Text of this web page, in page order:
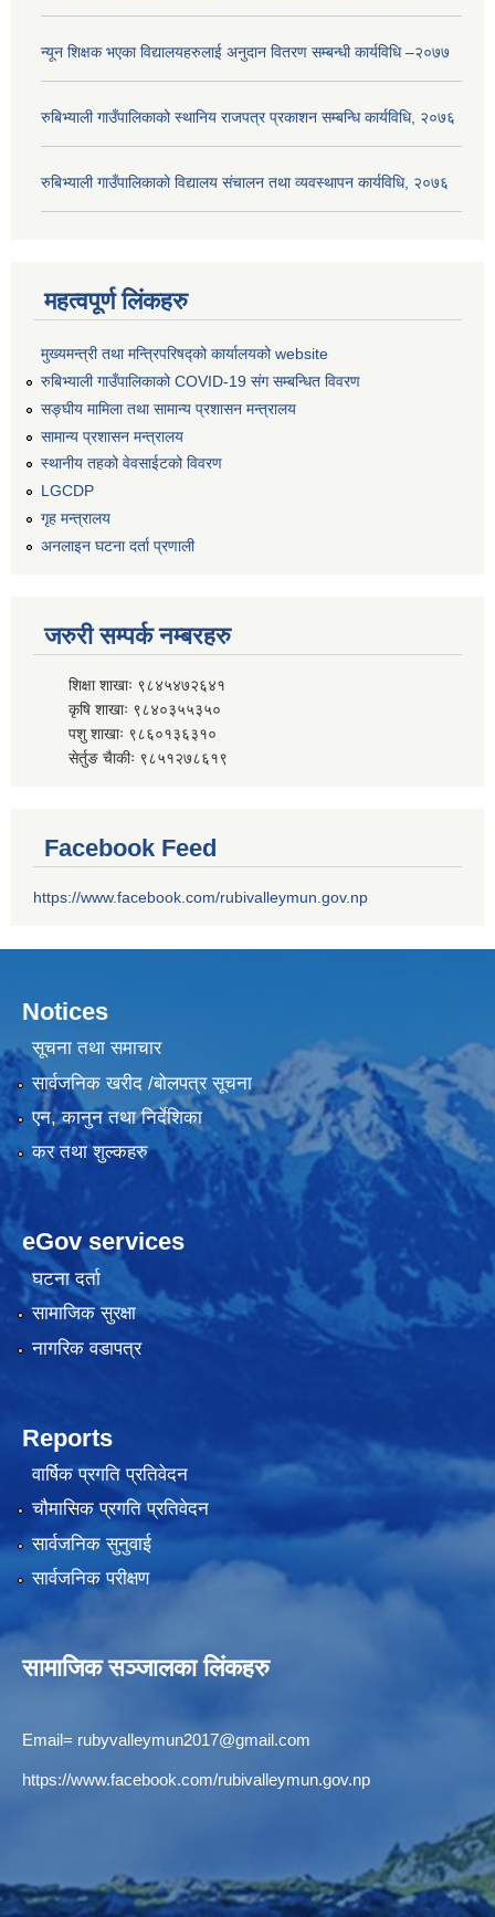
न्यून शिक्षक भएका ‍विद्यालयहरुलाई अनुदान वितरण सम्बन्धी कार्यविधि –२०७७
रुबिभ्याली गाउँपालिकाको स्थानिय राजपत्र प्रकाशन सम्बन्धि कार्यविधि, २०७६
रुबिभ्याली गाउँपालिकाको विद्यालय संचालन तथा व्यवस्थापन कार्यविधि, २०७६
महत्वपूर्ण लिंकहरु
मुख्यमन्त्री तथा मन्त्रिपरिषद्को कार्यालयको website
रुबिभ्याली गाउँपालिकाको COVID-19 संग सम्बन्धित विवरण
सङ्‍घीय मामिला तथा सामान्य प्रशासन मन्त्रालय
सामान्य प्रशासन मन्त्रालय
स्थानीय तहको वेवसाईटको विवरण
LGCDP
गृह मन्त्रालय
अनलाइन घटना दर्ता प्रणाली
जरुरी सम्पर्क नम्बरहरु
शिक्षा शाखाः ९८४५४७२६४१
कृषि शाखाः ९८४०३५५३५०
पशु शाखाः ९८६०१३६३१०
सेर्तुङ चैाकीः ९८५१२७८६१९
Facebook Feed
https://www.facebook.com/rubivalleymun.gov.np
Notices
सूचना तथा समाचार
सार्वजनिक खरीद /बोलपत्र सूचना
एन, कानुन तथा निर्देशिका
कर तथा शुल्कहरु
eGov services
घटना दर्ता
सामाजिक सुरक्षा
नागरिक वडापत्र
Reports
वार्षिक प्रगति प्रतिवेदन
चौमासिक प्रगति प्रतिवेदन
सार्वजनिक सुनुवाई
सार्वजनिक परीक्षण
सामाजिक सञ्जालका लिंकहरु
Email= rubyvalleymun2017@gmail.com
https://www.facebook.com/rubivalleymun.gov.np